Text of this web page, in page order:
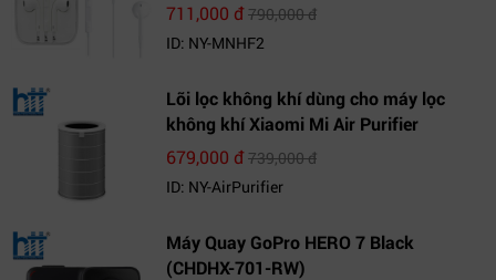
711,000 đ790,000 đ
ID: NY-MNHF2
Lõi lọc không khí dùng cho máy lọc
không khí Xiaomi Mi Air Purifier
679,000 đ739,000 đ
ID: NY-AirPurifier
Máy Quay GoPro HERO 7 Black
(CHDHX-701-RW)